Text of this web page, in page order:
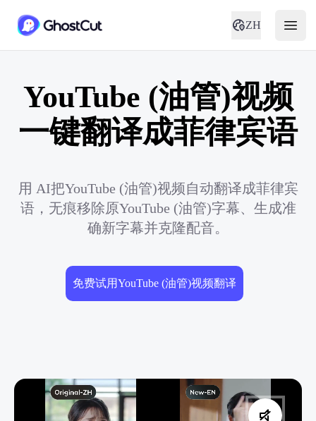
ZH
YouTube (油管)视频
一键翻译成菲律宾语
用 AI把YouTube (油管)视频自动翻译成菲律宾
语，无痕移除原YouTube (油管)字幕、生成准
确新字幕并克隆配音。
免费试用YouTube (油管)视频翻译